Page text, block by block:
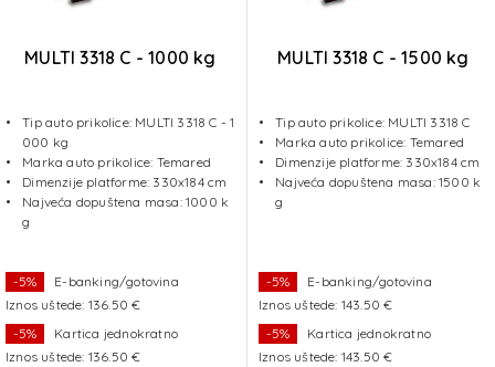
MULTI 3318 C - 1000 kg
Tip auto prikolice: MULTI 3318 C - 1
000 kg
Marka auto prikolice: Temared
Dimenzije platforme: 330x184 cm
Najveća dopuštena masa: 1000 k
g
-5%
E-banking/gotovina
Iznos uštede: 136.50 €
-5%
Kartica jednokratno
Iznos uštede: 136.50 €
MULTI 3318 C - 1500 kg
Tip auto prikolice: MULTI 3318 C
Marka auto prikolice: Temared
Dimenzije platforme: 330x184 cm
Najveća dopuštena masa: 1500 k
g
-5%
E-banking/gotovina
Iznos uštede: 143.50 €
-5%
Kartica jednokratno
Iznos uštede: 143.50 €